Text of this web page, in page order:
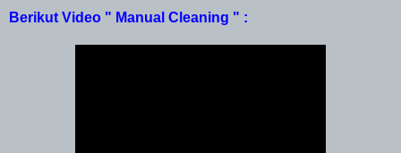
Berikut Video " Manual Cleaning " :